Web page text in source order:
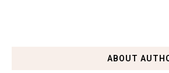
ABOUT